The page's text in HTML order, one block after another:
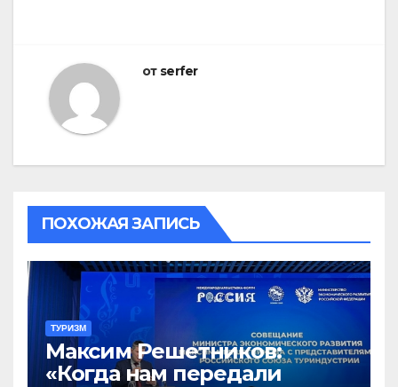
от serfer
ПОХОЖАЯ ЗАПИСЬ
ТУРИЗМ
Максим Решетников:
«Когда нам передали